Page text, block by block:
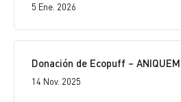
5 Ene. 2026
Donación de Ecopuff – ANIQUEM
14 Nov. 2025